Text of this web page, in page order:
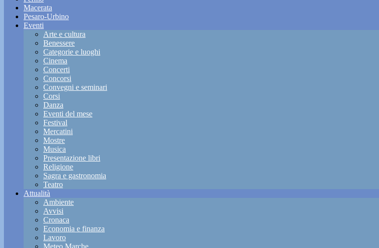
Macerata
Pesaro-Urbino
Eventi
Arte e cultura
Benessere
Categorie e luoghi
Cinema
Concerti
Concorsi
Convegni e seminari
Corsi
Danza
Eventi del mese
Festival
Mercatini
Mostre
Musica
Presentazione libri
Religione
Sagra e gastronomia
Teatro
Attualità
Ambiente
Avvisi
Cronaca
Economia e finanza
Lavoro
Meteo Marche